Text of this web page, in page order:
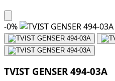
-0%
TVIST GENSER 494-03A